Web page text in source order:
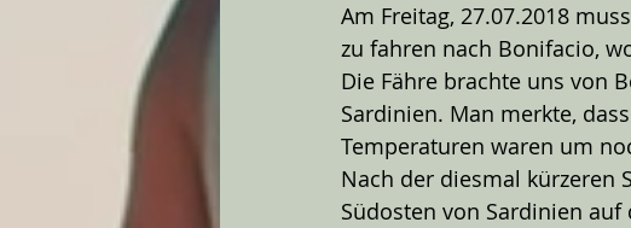
Am Freitag, 27.07.2018
zu fahren nach Bonifacio,
Die Fähre brachte uns von
Sardinien. Man merkte,
Temperaturen waren um
Nach der diesmal kürzeren
Südosten von Sardinien